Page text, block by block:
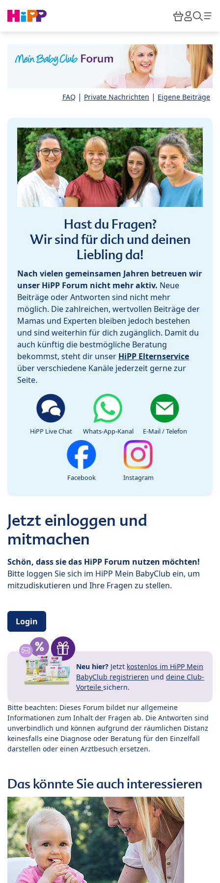
HiPP
FAQ | Private Nachrichten | Eigene Beiträge
Hast du Fragen?
Wir sind für dich und deinen
Liebling da!
Nach vielen gemeinsamen Jahren betreuen wir
unser HiPP Forum nicht mehr aktiv. Neue
Beiträge oder Antworten sind nicht mehr
möglich. Die zahlreichen, wertvollen Beiträge der
Mamas und Experten bleiben jedoch bestehen
und sind weiterhin für dich zugänglich. Damit du
auch künftig die bestmögliche Beratung
bekommst, steht dir unser HiPP Elternservice
über verschiedene Kanäle jederzeit gerne zur
Seite.
HiPP Live Chat Whats-App-Kanal E-Mail / Telefon
Facebook Instagram
Jetzt einloggen und
mitmachen
Schön, dass sie das HiPP Forum nutzen möchten!
Bitte loggen Sie sich im HiPP Mein BabyClub ein, um
mitzudiskutieren und Ihre Fragen zu stellen.
Login
Neu hier? Jetzt kostenlos im HiPP Mein
BabyClub registrieren und deine Club-
Vorteile sichern.
Bitte beachten: Dieses Forum bildet nur allgemeine
Informationen zum Inhalt der Fragen ab. Die Antworten sind
unverbindlich und können aufgrund der räumlichen Distanz
keinesfalls eine Diagnose oder Beratung für den Einzelfall
darstellen oder einen Arztbesuch ersetzen.
Das könnte Sie auch interessieren